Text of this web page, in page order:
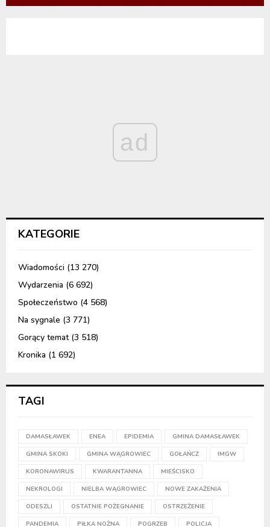
ad
KATEGORIE
Wiadomości (13 270)
Wydarzenia (6 692)
Społeczeństwo (4 568)
Na sygnale (3 771)
Gorący temat(3 518)
Kronika (1 692)
TAGI
DAMASŁAWEK ENEA EPIDEMIA GMINA DAMASŁAWEK
GMINA SKOKI GMINA WĄGROWIEC GOŁAŃCZ IMGW
KORONAWIRUS KWARANTANNA MIEŚCISKO
NEKROLOGI NIELBA WĄGROWIEC NOWE ZAKAŻENIA
ODESZLI OSTATNIE POŻEGNANIE OSTRZEŻENIE
PANDEMIA PIŁKA NOŻNA POGRZEB POLICJA